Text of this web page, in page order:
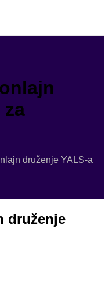
za
druženje YALS-a
druženje